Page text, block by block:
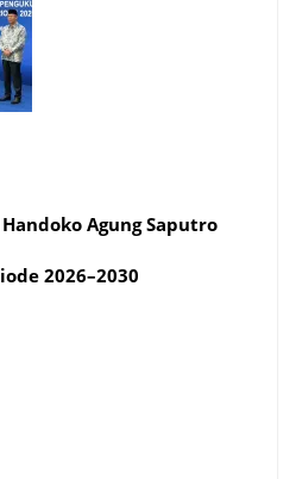
Agung Saputro
2026–2030